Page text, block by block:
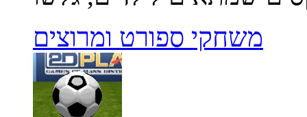
משחקי ספורט ומרוצים